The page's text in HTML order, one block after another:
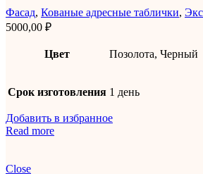
Фасад, Кованые адресные таблички,
5000,00 ₽
Цвет Позолота, Черный
Срок изготовления 1 день
Добавить в избранное
Read more
Close